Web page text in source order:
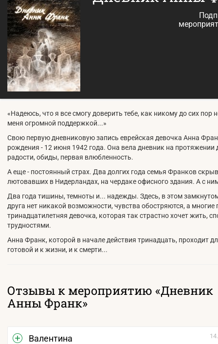
«Надеюсь, что я все смогу доверить тебе, как никому до сих
меня огромной поддержкой...»
Свою первую дневниковую запись еврейская девочка Анна
рождения - 12 июня 1942 года. Она вела дневник на протяжении
радости, обиды, первая влюбленность.
А еще - постоянный страх. Два долгих года семья Франков
лютовавших в Нидерландах, на чердаке офисного здания. А с
Два года тишины, темноты и... надежды. Здесь, в этом замкнутом
друга нет никакой возможности, чувства обостряются, а
тринадцатилетняя девочка, которая так страстно хочет жить,
трудностями.
Анна Франк, которой в начале действия тринадцать, проходит
готовой и к жизни, и к смерти...
Отзывы к мероприятию «Дневник
Анны Франк»
Валентина